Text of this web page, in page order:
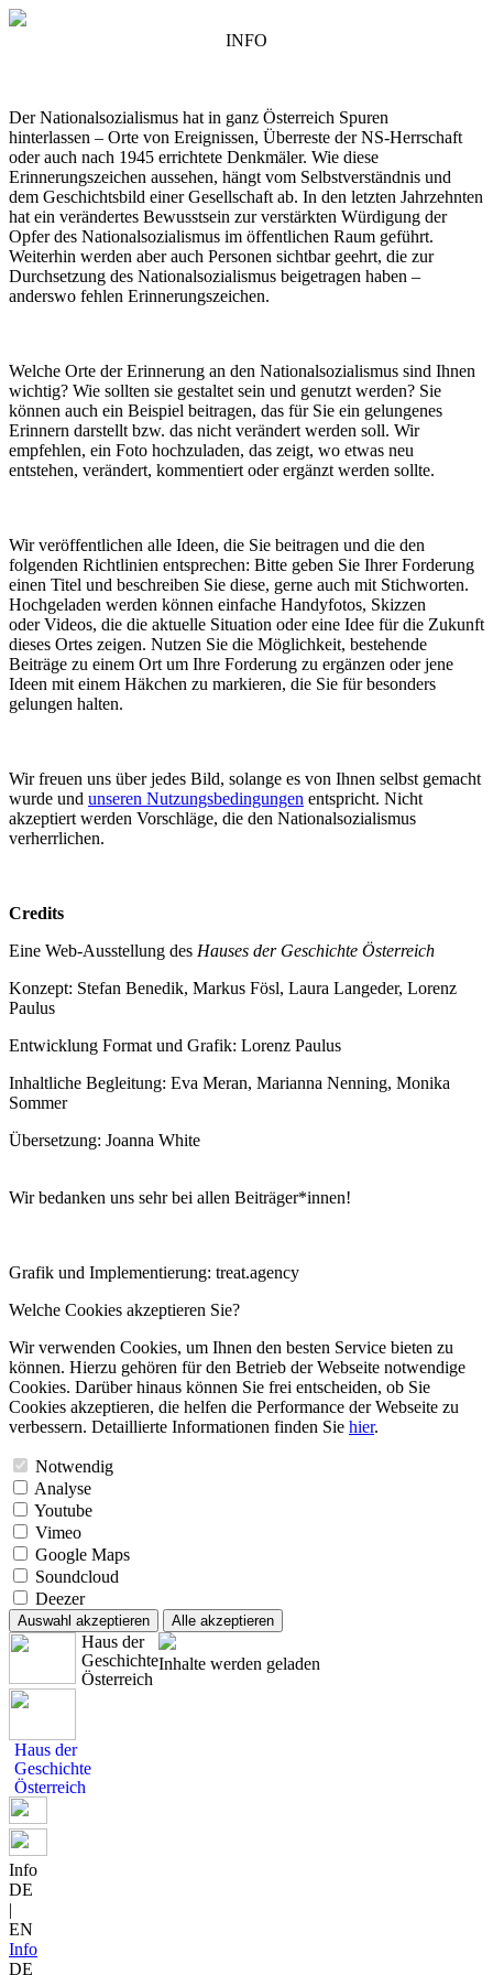
INFO
Der Nationalsozialismus hat in ganz Österreich Spuren
hinterlassen – Orte von Ereignissen, Überreste der NS-Herrschaft
oder auch nach 1945 errichtete Denkmäler. Wie diese
Erinnerungszeichen aussehen, hängt vom Selbstverständnis und
dem Geschichtsbild einer Gesellschaft ab. In den letzten Jahrzehnten
hat ein verändertes Bewusstsein zur verstärkten Würdigung der
Opfer des Nationalsozialismus im öffentlichen Raum geführt.
Weiterhin werden aber auch Personen sichtbar geehrt, die zur
Durchsetzung des Nationalsozialismus beigetragen haben –
anderswo fehlen Erinnerungszeichen.
Welche Orte der Erinnerung an den Nationalsozialismus sind Ihnen
wichtig? Wie sollten sie gestaltet sein und genutzt werden? Sie
können auch ein Beispiel beitragen, das für Sie ein gelungenes
Erinnern darstellt bzw. das nicht verändert werden soll. Wir
empfehlen, ein Foto hochzuladen, das zeigt, wo etwas neu
entstehen, verändert, kommentiert oder ergänzt werden sollte.
Wir veröffentlichen alle Ideen, die Sie beitragen und die den
folgenden Richtlinien entsprechen: Bitte geben Sie Ihrer Forderung
einen Titel und beschreiben Sie diese, gerne auch mit Stichworten.
Hochgeladen werden können einfache Handyfotos, Skizzen
oder Videos, die die aktuelle Situation oder eine Idee für die Zukunft
dieses Ortes zeigen. Nutzen Sie die Möglichkeit, bestehende
Beiträge zu einem Ort um Ihre Forderung zu ergänzen oder jene
Ideen mit einem Häkchen zu markieren, die Sie für besonders
gelungen halten.
Wir freuen uns über jedes Bild, solange es von Ihnen selbst gemacht
wurde und unseren Nutzungsbedingungen entspricht. Nicht
akzeptiert werden Vorschläge, die den Nationalsozialismus
verherrlichen.
Credits
Eine Web-Ausstellung des Hauses der Geschichte Österreich
Konzept: Stefan Benedik, Markus Fösl, Laura Langeder, Lorenz
Paulus
Entwicklung Format und Grafik: Lorenz Paulus
Inhaltliche Begleitung: Eva Meran, Marianna Nenning, Monika
Sommer
Übersetzung: Joanna White
Wir bedanken uns sehr bei allen Beiträger*innen!
Grafik und Implementierung: treat.agency
Welche Cookies akzeptieren Sie?
Wir verwenden Cookies, um Ihnen den besten Service bieten zu
können. Hierzu gehören für den Betrieb der Webseite notwendige
Cookies. Darüber hinaus können Sie frei entscheiden, ob Sie
Cookies akzeptieren, die helfen die Performance der Webseite zu
verbessern. Detaillierte Informationen finden Sie hier.
Notwendig
Analyse
Youtube
Vimeo
Google Maps
Soundcloud
Deezer
Auswahl akzeptieren Alle akzeptieren
Haus der
Geschichte
Österreich
Inhalte werden geladen
Haus der
Geschichte
Österreich
Info
DE
|
EN
Info
DE